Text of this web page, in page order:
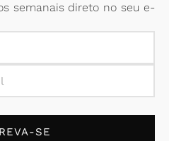
semanais direto no seu e-
SE